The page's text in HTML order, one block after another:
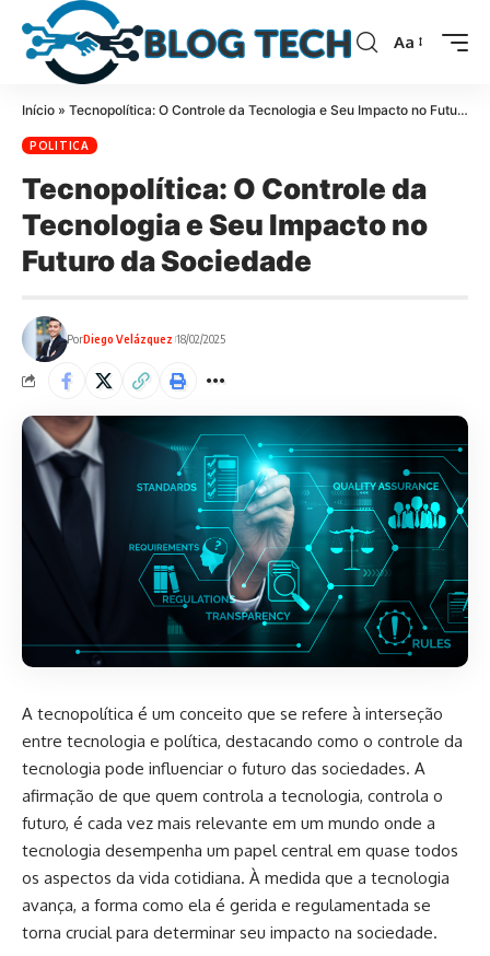
Aa
Início » Tecnopolítica: O Controle da Tecnologia e Seu Impacto no Futuro da Sociedade
POLITICA
Tecnopolítica: O Controle da
Tecnologia e Seu Impacto no
Futuro da Sociedade
PorDiego Velázquez 18/02/2025
A tecnopolítica é um conceito que se refere à interseção
entre tecnologia e política, destacando como o controle da
tecnologia pode influenciar o futuro das sociedades. A
afirmação de que quem controla a tecnologia, controla o
futuro, é cada vez mais relevante em um mundo onde a
tecnologia desempenha um papel central em quase todos
os aspectos da vida cotidiana. À medida que a tecnologia
avança, a forma como ela é gerida e regulamentada se
torna crucial para determinar seu impacto na sociedade.